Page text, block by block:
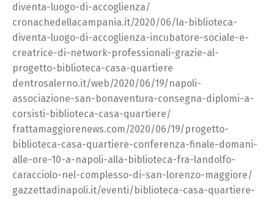
diventa-luogo-di-accoglienza/
cronachedellacampania.it/2020/06/la-biblioteca-
diventa-luogo-di-accoglienza-incubatore-sociale-e-
creatrice-di-network-professionali-grazie-al-
progetto-biblioteca-casa-quartiere
dentrosalerno.it/web/2020/06/19/napoli-
associazione-san-bonaventura-consegna-diplomi-a-
corsisti-biblioteca-casa-quartiere/
frattamaggiorenews.com/2020/06/19/progetto-
biblioteca-casa-quartiere-conferenza-finale-domani-
alle-ore-10-a-napoli-alla-biblioteca-fra-landolfo-
caracciolo-nel-complesso-di-san-lorenzo-maggiore/
gazzettadinapoli.it/eventi/biblioteca-casa-quartiere-